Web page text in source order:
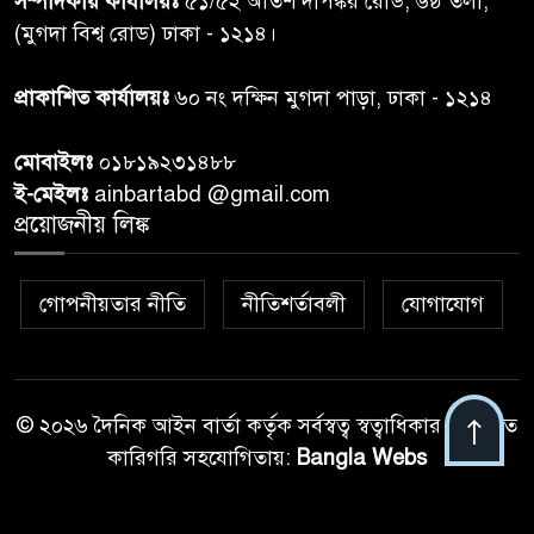
বগুড়ায় প্রাইভেটকারের ধাক্কায় স্বামী-
৮
টাওয়াজ শোনা যায়: স্বরাষ্ট্রমন্ত্রী
৯
১০
(মুগদা বিশ্ব রোড) ঢাকা - ১২১৪।
প্রাকাশিত কার্যালয়ঃ৬০ নং দক্ষিন মুগদা পাড়া, ঢাকা - ১২১৪
মোবাইলঃ ০১৮১৯২৩১৪৮৮
ই-মেইলঃ ainbartabd @gmail.com
প্রয়োজনীয় লিঙ্ক
গোপনীয়তার নীতি নীতিশর্তাবলী যোগাযোগ
© ২০২৬ দৈনিক আইন বার্তা কর্তৃক সর্বস্বত্ব স্বত্বাধিকার সংরক্ষিত
কারিগরি সহযোগিতায়: Bangla Webs